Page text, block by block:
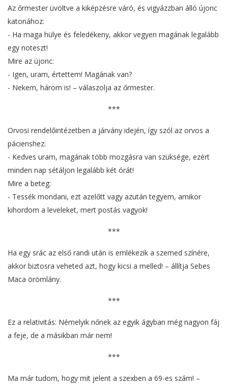
Az őrmester üvöltve a kiképzésre váró, és vigyázzban álló újonc
katonához:
- Ha maga hülye és feledékeny, akkor vegyen magának legalább
egy noteszt!
Mire az újonc:
- Igen, uram, értettem! Magának van?
- Nekem, három is! – válaszolja az őrmester.
***
Orvosi rendelőintézetben a járvány idején, így szól az orvos a
pácienshez:
- Kedves uram, magának több mozgásra van szüksége, ezért
minden nap sétáljon legalább két órát!
Mire a beteg:
- Tessék mondani, ezt azelőtt vagy azután tegyem, amikor
kihordom a leveleket, mert postás vagyok!
***
Ha egy srác az első randi után is emlékezik a szemed színére,
akkor biztosra veheted azt, hogy kicsi a melled! – állítja Sebes
Maca örömlány.
***
Ez a relativitás: Némelyik nőnek az egyik ágyban még nagyon fáj
a feje, de a másikban már nem!
***
Ma már tudom, hogy mit jelent a szexben a 69-es szám! –